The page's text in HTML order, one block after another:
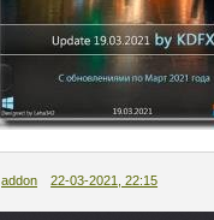
addon 22-03-2021, 22:15